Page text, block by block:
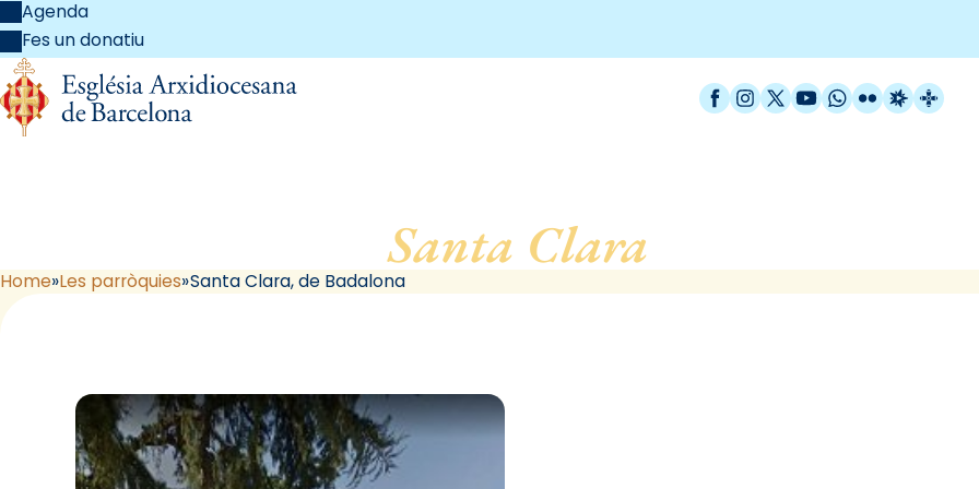
Agenda
Fes un donatiu
Facebook
Instagram
X / Twitter
YouTube
WhatsApp
FlickrRadio
Santa Clara
Home Les parròquies Santa Clara, de Badalona